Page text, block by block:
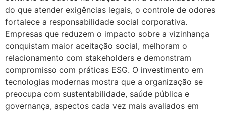
do que atender exigências legais, o controle de odores
fortalece a responsabilidade social corporativa.
Empresas que reduzem o impacto sobre a vizinhança
conquistam maior aceitação social, melhoram o
relacionamento com stakeholders e demonstram
compromisso com práticas ESG. O investimento em
tecnologias modernas mostra que a organização se
preocupa com sustentabilidade, saúde pública e
governança, aspectos cada vez mais avaliados em